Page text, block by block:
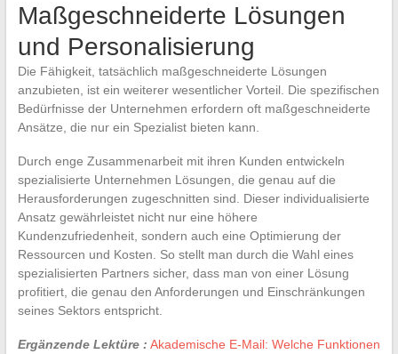
Maßgeschneiderte Lösungen
und Personalisierung
Die Fähigkeit, tatsächlich maßgeschneiderte Lösungen
anzubieten, ist ein weiterer wesentlicher Vorteil. Die spezifischen
Bedürfnisse der Unternehmen erfordern oft maßgeschneiderte
Ansätze, die nur ein Spezialist bieten kann.
Durch enge Zusammenarbeit mit ihren Kunden entwickeln
spezialisierte Unternehmen Lösungen, die genau auf die
Herausforderungen zugeschnitten sind. Dieser individualisierte
Ansatz gewährleistet nicht nur eine höhere
Kundenzufriedenheit, sondern auch eine Optimierung der
Ressourcen und Kosten. So stellt man durch die Wahl eines
spezialisierten Partners sicher, dass man von einer Lösung
profitiert, die genau den Anforderungen und Einschränkungen
seines Sektors entspricht.
Ergänzende Lektüre : Akademische E-Mail: Welche Funktionen